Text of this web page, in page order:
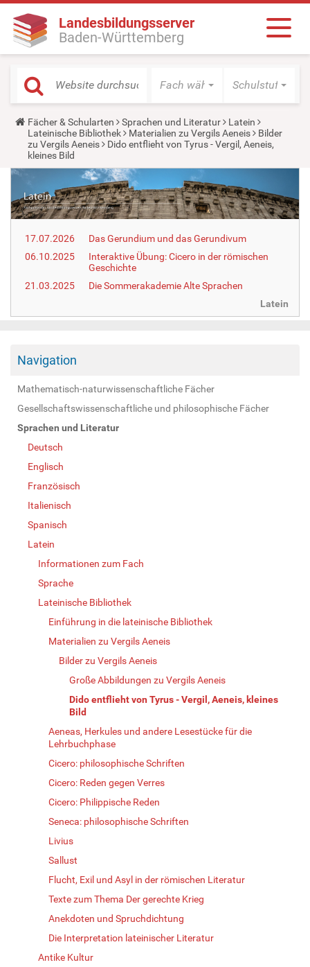
Landesbildungsserver
Baden-Württemberg
Fach wählen Schulstufe
Y
o
u
a
r
e
r
e
Fächer & Schularten Sprachen und Literatur
Latein
Lateinische Bibliothek
Materialien zu Vergils Aeneis
Bilder
zu Vergils Aeneis
Dido entflieht von Tyrus - Vergil, Aeneis,
kleines Bild
17.07.2026
Das Gerundium und das Gerundivum
06.10.2025
Interaktive Übung: Cicero in der römischen
Geschichte
21.03.2025
Die Sommerakademie Alte Sprachen
Latein
Navigation
Mathematisch-naturwissenschaftliche Fächer
Gesellschaftswissenschaftliche und philosophische Fächer
Sprachen und Literatur
Deutsch
Englisch
Französisch
Italienisch
Spanisch
Latein
Informationen zum Fach
Sprache
Lateinische Bibliothek
Einführung in die lateinische Bibliothek
Materialien zu Vergils Aeneis
Bilder zu Vergils Aeneis
Große Abbildungen zu Vergils Aeneis
Dido entflieht von Tyrus - Vergil, Aeneis, kleines
Bild
Aeneas, Herkules und andere Lesestücke für die
Lehrbuchphase
Cicero: philosophische Schriften
Cicero: Reden gegen Verres
Cicero: Philippische Reden
Seneca: philosophische Schriften
Livius
Sallust
Flucht, Exil und Asyl in der römischen Literatur
Texte zum Thema Der gerechte Krieg
Anekdoten und Spruchdichtung
Die Interpretation lateinischer Literatur
Antike Kultur